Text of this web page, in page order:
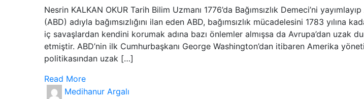
Nesrin KALKAN OKUR Tarih Bilim Uzmanı 1776’da Bağımsızlık Demeci’ni
(ABD) adıyla bağımsızlığını ilan eden ABD, bağımsızlık mücadelesini 1783 yılına
iç savaşlardan kendini korumak adına bazı önlemler almışsa da Avrupa’dan uzak
etmiştir. ABD’nin ilk Cumhurbaşkanı George Washington’dan itibaren Amerika
politikasından uzak […]
Read More
Medihanur Argalı